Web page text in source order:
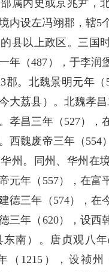
属内史或京兆尹，
内设左冯翊郡，辖5
县以上政区。三国
年（487），于李润
郡。北魏景明元年（
大荔县）。北魏孝昌
孝昌三年（527），
西魏废帝三年（554
州。同州、华州在
元年（557），在富
德三年（574），在
三年（620），设西
南）。唐贞观八年
（1215），设祯